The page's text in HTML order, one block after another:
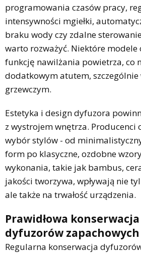
programowania czasów pracy,
intensywności mgiełki,
braku wody czy zdalne
warto rozważyć. Niektóre
funkcję nawilżania powietrza, co
dodatkowym atutem, szczególnie
grzewczym.
Estetyka i design dyfuzora
z wystrojem wnętrza. Producenci
wybór stylów - od
form po klasyczne, ozdobne
wykonania, takie jak bambus,
jakości tworzywa, wpływają nie
ale także na trwałość urządzenia.
Prawidłowa
dyfuzorów zapachowych
Regularna konserwacja